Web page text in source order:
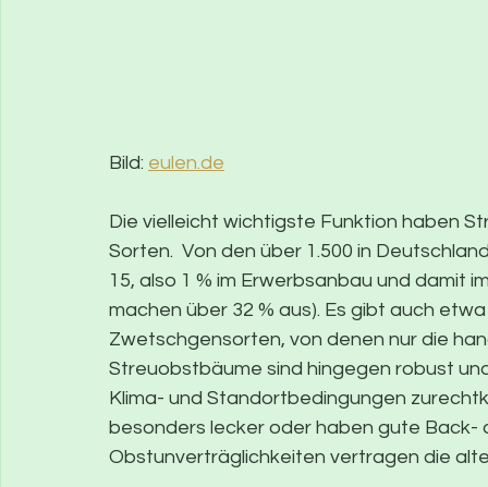
Bild: eulen.de
Die vielleicht wichtigste Funktion haben
Sorten.  Von den über 1.500 in
15, also 1 % im Erwerbsanbau und damit
machen über 32 % aus). Es gibt auch
Zwetschgensorten, von denen nur die
Streuobstbäume sind hingegen robust
Klima- und Standortbedingungen
besonders lecker oder haben gute
Obstunverträglichkeiten vertragen die